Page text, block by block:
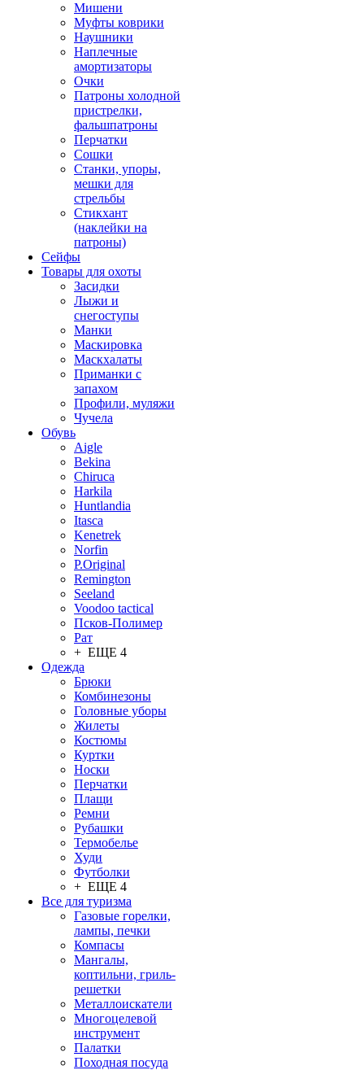
Мишени
Муфты коврики
Наушники
Наплечные
амортизаторы
Очки
Патроны холодной
пристрелки,
фальшпатроны
Перчатки
Сошки
Станки, упоры,
мешки для
стрельбы
Стикхант
(наклейки на
патроны)
Сейфы
Товары для охоты
Засидки
Лыжи и
снегоступы
Манки
Маскировка
Маскхалаты
Приманки с
запахом
Профили, муляжи
Чучела
Обувь
Aigle
Bekina
Chiruсa
Harkila
Huntlandia
Itasca
Kenetrek
Norfin
P.Original
Remington
Seeland
Voodoo tactical
Псков-Полимер
Рат
+ ЕЩЕ 4
Одежда
Брюки
Комбинезоны
Головные уборы
Жилеты
Костюмы
Куртки
Носки
Перчатки
Плащи
Ремни
Рубашки
Термобелье
Худи
Футболки
+ ЕЩЕ 4
Все для туризма
Газовые горелки,
лампы, печки
Компасы
Мангалы,
коптильни, гриль-
решетки
Металлоискатели
Многоцелевой
инструмент
Палатки
Походная посуда